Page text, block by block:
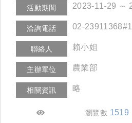
活動期間 2023-11-29 ～
洽詢電話 02-
聯絡人 賴小姐
主辦單位 農業部
相關資訊 略
瀏覽數 1519